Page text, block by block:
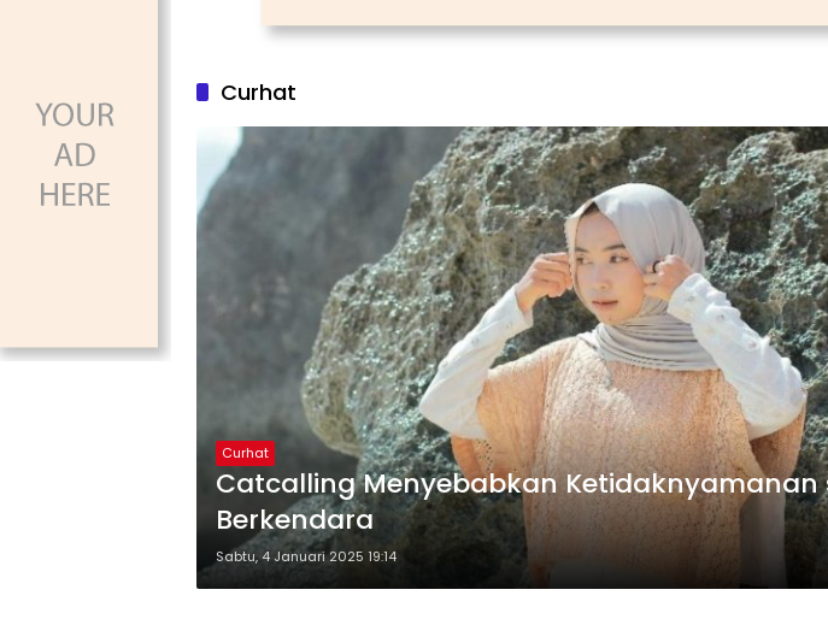
Curhat
Curhat
Catcalling Menyebabkan Ketidaknyamanan
Berkendara
Sabtu, 4 Januari 2025 19:14